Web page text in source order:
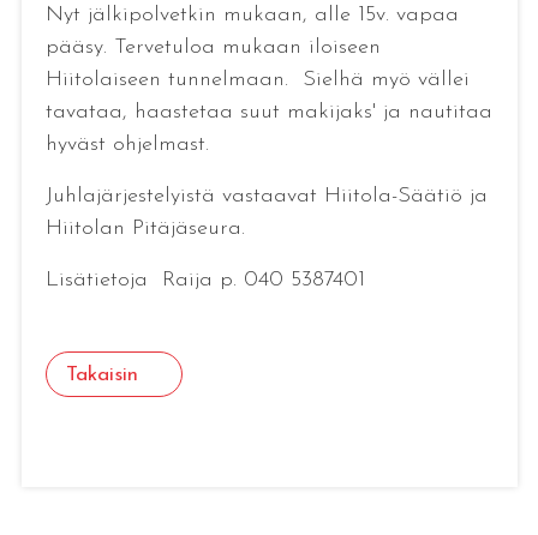
Nyt jälkipolvetkin mukaan, alle 15v. vapaa
pääsy. Tervetuloa mukaan iloiseen
Hiitolaiseen tunnelmaan. Sielhä myö vällei
tavataa, haastetaa suut makijaks' ja nautitaa
hyväst ohjelmast.
Juhlajärjestelyistä vastaavat Hiitola-Säätiö ja
Hiitolan Pitäjäseura.
Lisätietoja Raija p. 040 5387401
Takaisin